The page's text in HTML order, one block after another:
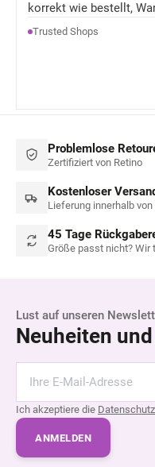
korrekt wie bestellt,
Trusted Shops
Problemlose
Zertifiziert von Retino
Kostenloser
Lieferung innerhalb von
45 Tage
Größe passt nicht? Wir
Lust auf unseren
Neuheiten
Ich akzeptiere die
ANMELDEN